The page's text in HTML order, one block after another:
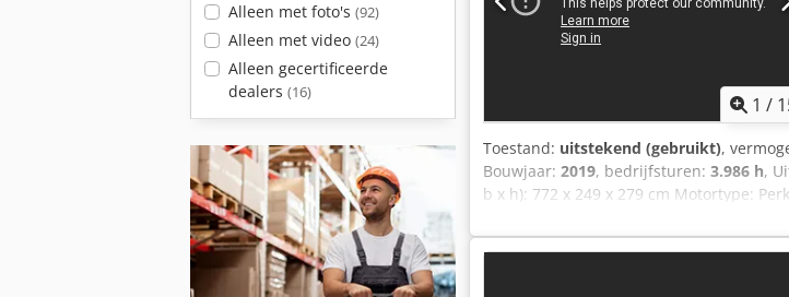
Alleen met foto's (92)
Alleen met video (24)
Alleen gecertificeerde
dealers (16)
1 /
Toestand: uitstekend (gebruikt),
Bouwjaar: 2019, bedrijfsturen: 3.986 h,
b x h): 772 x 249 x 279 cm Motortype:
cm Snelwisselsysteem: ja CE-
Verdere opties en accessoires = - 4e
rupsbanden Crjdey Iv Slepfx Agtjf -
Radio - Draaifunctie - Schuifblad -